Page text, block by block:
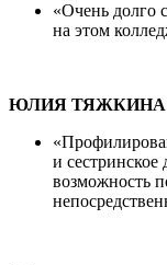
«Очень долго
на этом
ЮЛИЯ ТЯЖКИНА:
и
возможность